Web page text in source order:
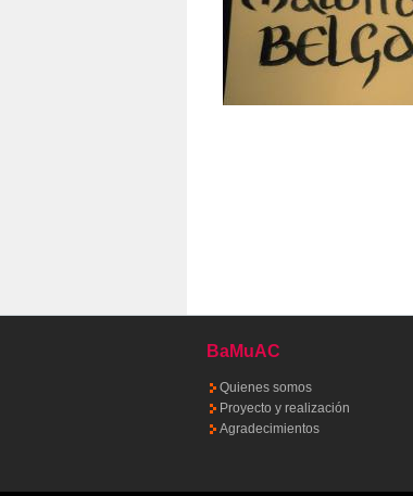
BaMuAC
Quienes somos
Proyecto y realización
Agradecimientos